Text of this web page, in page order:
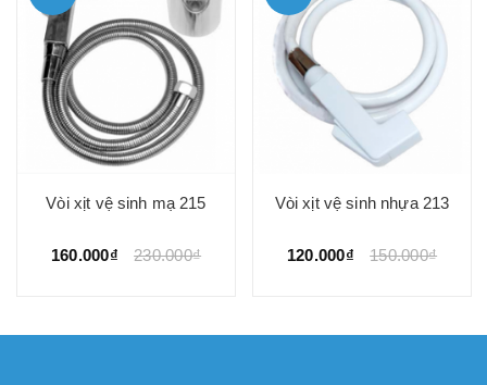
Vòi xịt vệ sinh mạ 215
160.000₫ 230.000₫
Vòi xịt vệ sinh nhựa 213
120.000₫ 150.000₫